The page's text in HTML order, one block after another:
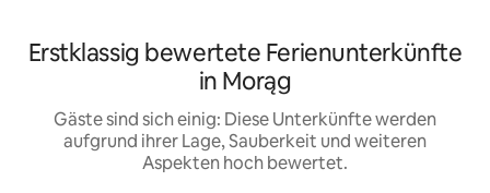
Erstklassig bewertete Ferienunterkünfte
in Morąg
Gäste sind sich einig: Diese Unterkünfte werden
aufgrund ihrer Lage, Sauberkeit und weiteren
Aspekten hoch bewertet.